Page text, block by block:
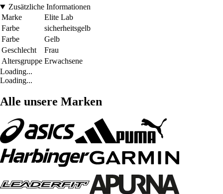
Zusätzliche Informationen
Marke
Elite Lab
Farbe
sicherheitsgelb
Farbe
Gelb
Geschlecht
Frau
Altersgruppe Erwachsene
Loading...
Loading...
Alle unsere Marken